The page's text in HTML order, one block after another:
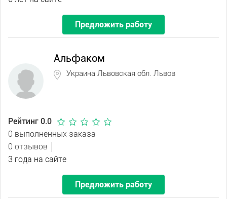
Предложить работу
Альфаком
Украина Львовская обл. Львов
Рейтинг 0.0
0 выполненных заказа
0 отзывов
3 года на сайте
Предложить работу